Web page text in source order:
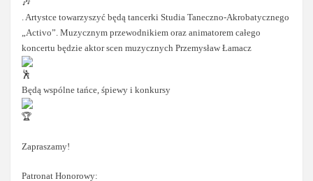
. Artystce towarzyszyć będą tancerki Studia Taneczno-Akrobatycznego
„Activo”. Muzycznym przewodnikiem oraz animatorem całego
koncertu będzie aktor scen muzycznych Przemysław Łamacz
Będą wspólne tańce, śpiewy i konkursy
Zapraszamy!
Patronat Honorowy: